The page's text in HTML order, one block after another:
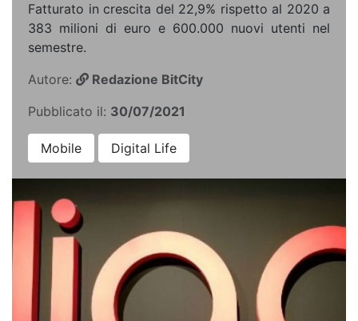
Fatturato in crescita del 22,9% rispetto al 2020 a
383 milioni di euro e 600.000 nuovi utenti nel
semestre.
Autore:
Redazione BitCity
Pubblicato il: 30/07/2021
Mobile Digital Life